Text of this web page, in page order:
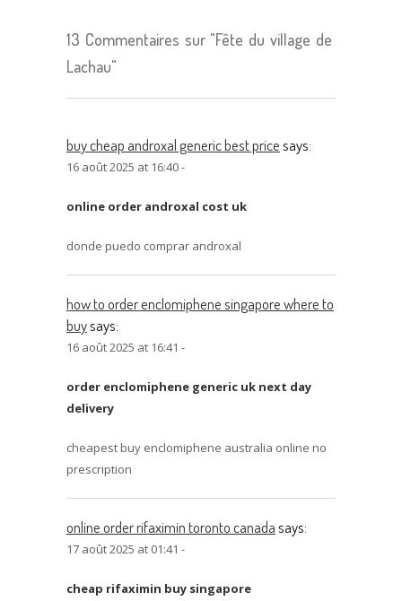
13 Commentaires sur "Fête du village de
Lachau"
buy cheap androxal generic best pricesays:
16 août 2025 at 16:40 -
online order androxal cost uk
donde puedo comprar androxal
how to order enclomiphene singapore where to
buysays:
16 août 2025 at 16:41 -
order enclomiphene generic uk next day
delivery
cheapest buy enclomiphene australia online no
prescription
online order rifaximin toronto canadasays:
17 août 2025 at 01:41 -
cheap rifaximin buy singapore